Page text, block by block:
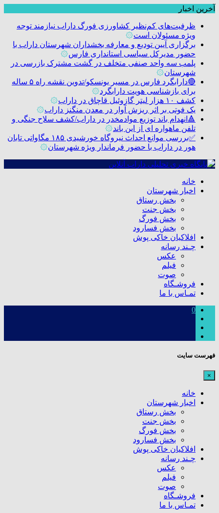
آخرین اخبار
ظرفیت‌های کم‌نظیر کشاورزی فورگ داراب نیازمند توجه
ویژه مسئولان است۞
برگزاری آیین تودیع و معارفه بخشداران شهرستان داراب با
حضور مدیرکل سیاسی استانداری فارس۞
پلمب سه واحد صنفی متخلف در گشت مشترک بازرسی در
شهرستان۞
🔴دارابگرد فارس در مسیر یونسکو/تدوین نقشه راه ۵ ساله
برای بازشناسی هویت دارابگرد۞
کشف ۱۰ هزار لیتر گازوئیل قاچاق در داراب
۞
یک فوتی بر اثر ریزش آوار در معدن منگنز داراب۞
🔺انهدام باند توزیع موادمخدر در داراب/کشف سلاح جنگی و
تلفن ماهواره ای از این باند۞
✅بررسی موانع احداث نیروگاه خورشیدی ۱۸۵ مگاواتی تابان
هور در داراب با حضور فرماندار ویژه شهرستان۞
خانه
اخبار شهرستان
بخش رستاق
بخش جنت
بخش فورگ
بخش فسارود
افلاکیان خاکی پوش
چـند رسانه
عکس
فیلم
صوت
فروشـگاه
تمـاس با ما
0
فهرست سایت
×
خانه
اخبار شهرستان
بخش رستاق
بخش جنت
بخش فورگ
بخش فسارود
افلاکیان خاکی پوش
چـند رسانه
عکس
فیلم
صوت
فروشـگاه
تمـاس با ما